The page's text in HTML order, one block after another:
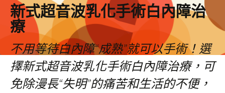
新式超音波乳化手術白內障治
療
不用等待白內障“成熟”就可以手術！選
擇新式超音波乳化手術白內障治療，可
免除漫長“失明”的痛苦和生活的不便，